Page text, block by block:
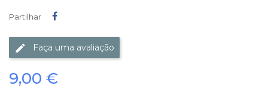
Partilhar
Faça uma avaliação
9,00 €